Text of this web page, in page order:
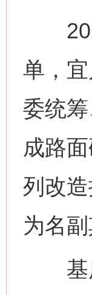
2025
单，
委统
成路
列改
为名副
基层